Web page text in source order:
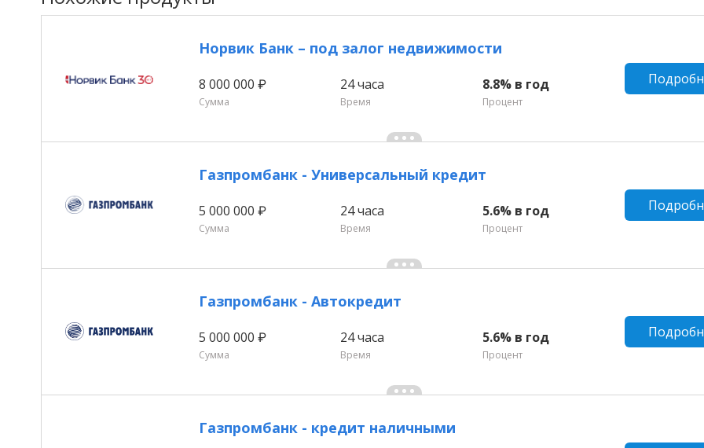
Норвик Банк – под залог недвижимости
8 000 000 ₽
Сумма
24 часа
Время
8.8% в год
Процент
Газпромбанк - Универсальный кредит
5 000 000 ₽
Сумма
24 часа
Время
5.6% в год
Процент
Газпромбанк - Автокредит
5 000 000 ₽
Сумма
24 часа
Время
5.6% в год
Процент
Газпромбанк - кредит наличными